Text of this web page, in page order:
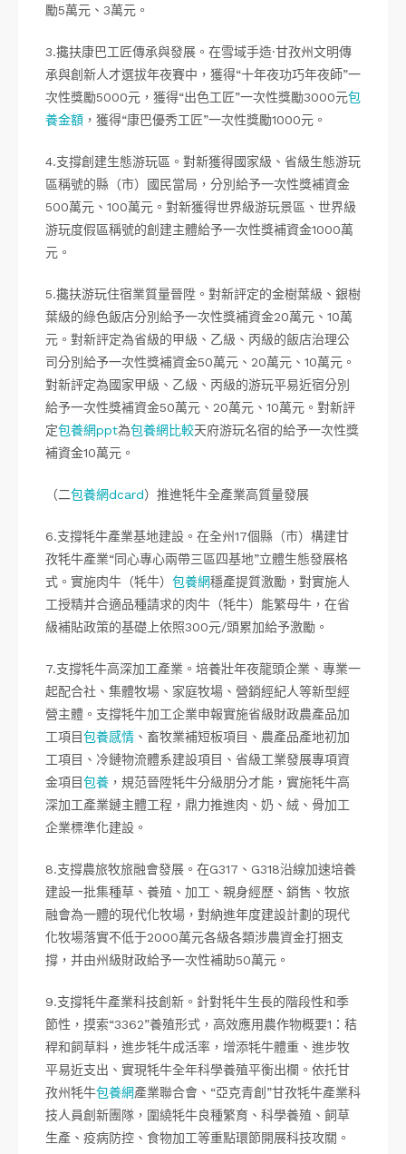
勵5萬元、3萬元。
3.攙扶康巴工匠傳承與發展。在雪域手造·甘孜州文明傳
承與創新人才選拔年夜賽中，獲得“十年夜功巧年夜師”一
次性獎勵5000元，獲得“出色工匠”一次性獎勵3000元包
養金額 ，獲得“康巴優秀工匠”一次性獎勵1000元。
4.支撐創建生態游玩區。對新獲得國家級、省級生態游玩
區稱號的縣（市）國民當局，分別給予一次性獎補資金
500萬元、100萬元。對新獲得世界級游玩景區、世界級
游玩度假區稱號的創建主體給予一次性獎補資金1000萬
元。
5.攙扶游玩住宿業質量晉陞。對新評定的金樹葉級、銀樹
葉級的綠色飯店分別給予一次性獎補資金20萬元、10萬
元。對新評定為省級的甲級、乙級、丙級的飯店治理公
司分別給予一次性獎補資金50萬元、20萬元、10萬元。
對新評定為國家甲級、乙級、丙級的游玩平易近宿分別
給予一次性獎補資金50萬元、20萬元、10萬元。對新評
定包養網ppt為包養網比較天府游玩名宿的給予一次性獎
補資金10萬元。
（二包養網dcard）推進牦牛全產業高質量發展
6.支撐牦牛產業基地建設。在全州17個縣（市）構建甘
孜牦牛產業“同心專心兩帶三區四基地”立體生態發展格
式。實施肉牛（牦牛） 包養網穩產提質激勵，對實施人
工授精并合適品種請求的肉牛（牦牛）能繁母牛，在省
級補貼政策的基礎上依照300元/頭累加給予激勵。
7.支撐牦牛高深加工產業。培養壯年夜龍頭企業、專業一
起配合社、集體牧場、家庭牧場、營銷經紀人等新型經
營主體。支撐牦牛加工企業申報實施省級財政農產品加
工項目包養感情 、畜牧業補短板項目、農產品產地初加
工項目、冷鏈物流體系建設項目、省級工業發展專項資
金項目包養 ，規范晉陞牦牛分級朋分才能，實施牦牛高
深加工產業鏈主體工程，鼎力推進肉、奶、絨、骨加工
企業標準化建設。
8.支撐農旅牧旅融會發展。在G317、G318沿線加速培養
建設一批集種草、養殖、加工、親身經歷、銷售、牧旅
融會為一體的現代化牧場，對納進年度建設計劃的現代
化牧場落實不低于2000萬元各級各類涉農資金打捆支
撐，并由州級財政給予一次性補助50萬元。
9.支撐牦牛產業科技創新。針對牦牛生長的階段性和季
節性，摸索“3362”養殖形式，高效應用農作物概要1：秸
稈和飼草料，進步牦牛成活率，增添牦牛體重、進步牧
平易近支出、實現牦牛全年科學養殖平衡出欄。依托甘
孜州牦牛包養網產業聯合會、“亞克青創”甘孜牦牛產業科
技人員創新團隊，圍繞牦牛良種繁育、科學養殖、飼草
生產、疫病防控、食物加工等重點環節開展科技攻關。